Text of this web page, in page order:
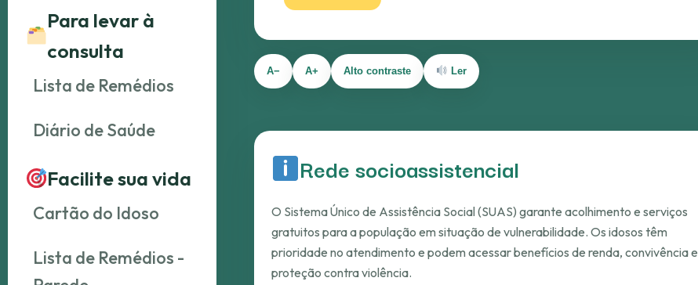
Para levar à
consulta
Lista de Remédios
Diário de Saúde
Facilite sua vida
Cartão do Idoso
Lista de Remédios -
A− A+ Alto contraste Ler
Rede socioassistencial
O Sistema Único de Assistência Social (SUAS) garante acolhimento e serviços
gratuitos para a população em situação de vulnerabilidade. Os idosos têm
prioridade no atendimento e podem acessar benefícios de renda, convivência e
proteção contra violência.